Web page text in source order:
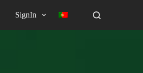
SignIn